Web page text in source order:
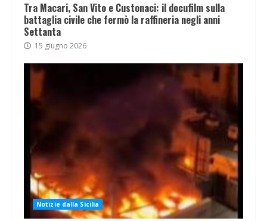
Tra Macari, San Vito e Custonaci: il docufilm sulla
battaglia civile che fermò la raffineria negli anni
Settanta
15 giugno 2026
Notizie dalla Sicilia